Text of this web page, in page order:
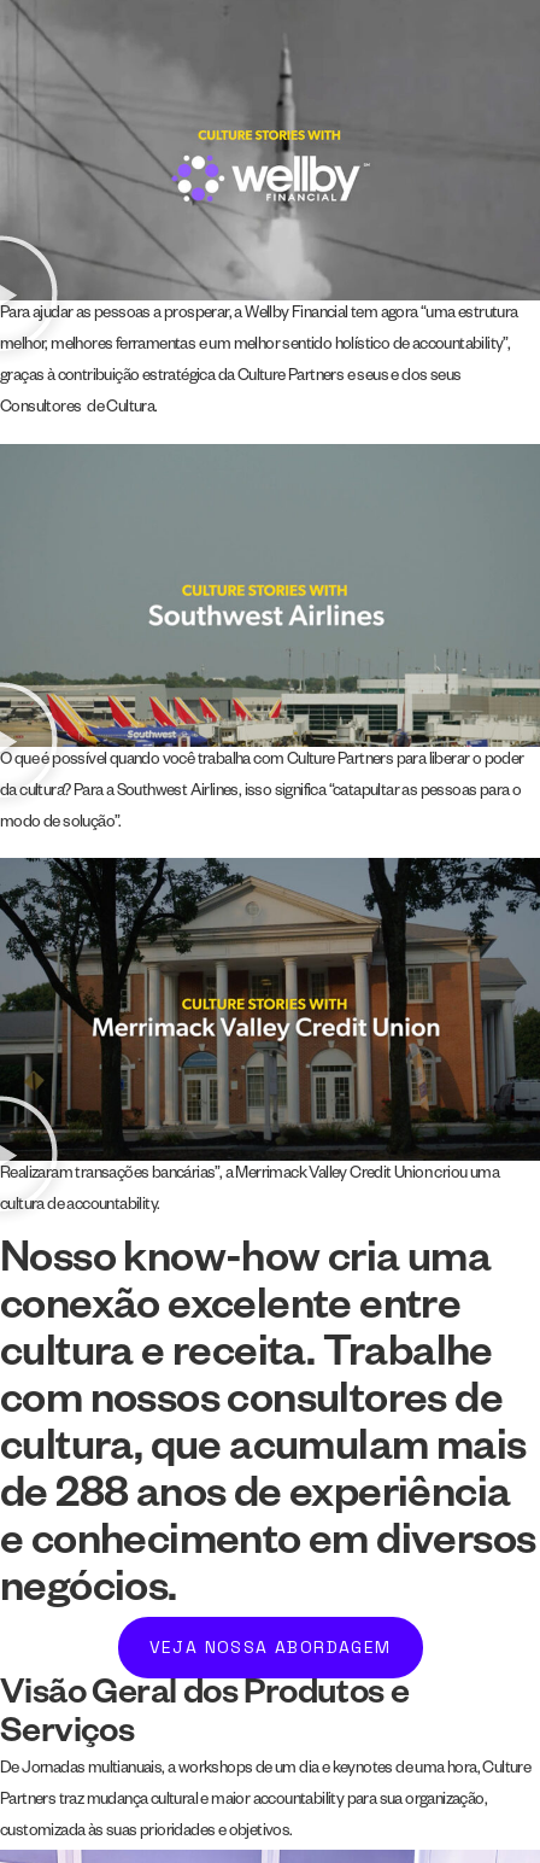
Para ajudar as pessoas a prosperar, a Wellby Financial tem agora “uma estrutura
melhor, melhores ferramentas e um melhor sentido holístico de accountability”,
graças à contribuição estratégica da Culture Partners e seus e dos seus
Consultores de Cultura.
O que é possível quando você trabalha com Culture Partners para liberar o poder
da cultura? Para a Southwest Airlines, isso significa “catapultar as pessoas para o
modo de solução”.
Realizaram transações bancárias”, a Merrimack Valley Credit Union criou uma
cultura de accountability.
Nosso know-how cria uma
conexão excelente entre
cultura e receita. Trabalhe
com nossos consultores de
cultura, que acumulam mais
de 288 anos de experiência
e conhecimento em diversos
negócios.
VEJA NOSSA ABORDAGEM
Visão Geral dos Produtos e
Serviços
De Jornadas multianuais, a workshops de um dia e keynotes de uma hora, Culture
Partners traz mudança cultural e maior accountability para sua organização,
customizada às suas prioridades e objetivos.